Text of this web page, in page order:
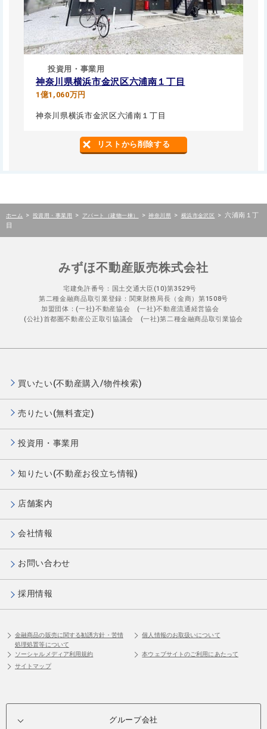
投資用・事業用
神奈川県横浜市金沢区六浦南１丁目
1億1,060万円
神奈川県横浜市金沢区六浦南１丁目
リストから削除する
ホーム > 投資用・事業用 > アパート（建物一棟） > 神奈川県 > 横浜市金沢区 > 六浦南１丁
目
みずほ不動産販売株式会社
宅建免許番号：国土交通大臣(10)第3529号
第二種金融商品取引業登録：関東財務局長（金商）第1508号
加盟団体：(一社)不動産協会 (一社)不動産流通経営協会
(公社)首都圏不動産公正取引協議会 (一社)第二種金融商品取引業協会
買いたい(不動産購入/物件検索)
売りたい(無料査定)
投資用・事業用
知りたい(不動産お役立ち情報)
店舗案内
会社情報
お問い合わせ
採用情報
金融商品の販売に関する勧誘方針・苦情
処理処置等について
個人情報のお取扱いについて
ソーシャルメディア利用規約
本ウェブサイトのご利用にあたって
サイトマップ
グループ会社